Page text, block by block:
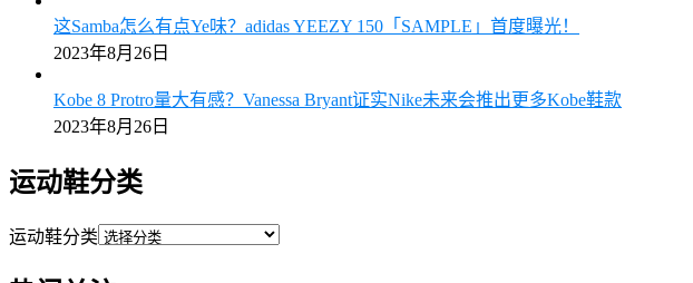
这Samba怎么有点Ye味？adidas YEEZY 150「SAMPLE」首度曝光！
2023年8月26日
Kobe 8 Protro量大有感？Vanessa Bryant证实Nike未来会推出更多Kobe鞋款
2023年8月26日
运动鞋分类
运动鞋分类